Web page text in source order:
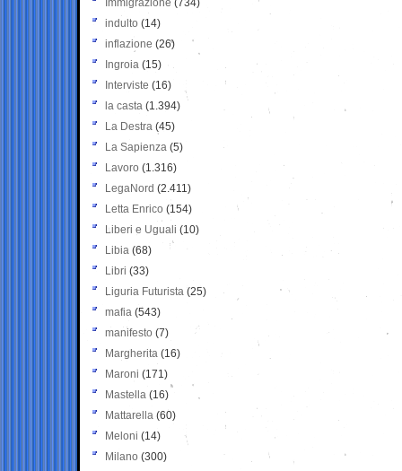
Immigrazione (734)
indulto (14)
inflazione (26)
Ingroia (15)
Interviste (16)
la casta (1.394)
La Destra (45)
La Sapienza (5)
Lavoro (1.316)
LegaNord (2.411)
Letta Enrico (154)
Liberi e Uguali (10)
Libia (68)
Libri (33)
Liguria Futurista (25)
mafia (543)
manifesto (7)
Margherita (16)
Maroni (171)
Mastella (16)
Mattarella (60)
Meloni (14)
Milano (300)